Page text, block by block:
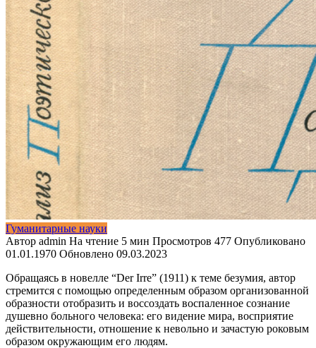
Гуманитарные науки
Автор admin На чтение 5 мин Просмотров 477 Опубликовано
01.01.1970 Обновлено 09.03.2023
Обращаясь в новелле “Der Irre” (1911) к теме безумия, автор
стремится с помощью определенным образом организованной
образности отобразить и воссоздать воспаленное сознание
душевно больного человека: его видение мира, восприятие
действительности, отношение к невольно и зачастую роковым
образом окружающим его людям.